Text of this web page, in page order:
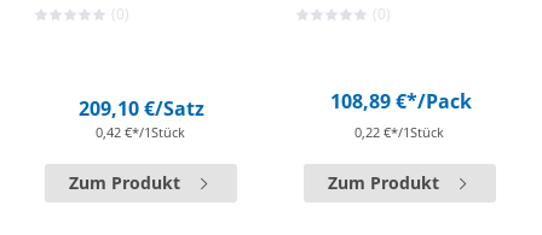
(0)
209,10 €/Satz
0,42 €*/1Stück
Zum Produkt
(0)
108,89 €*/Pack
0,22 €*/1Stück
Zum Produkt